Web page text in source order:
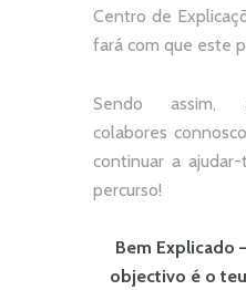
Centro de
fará com que este
Sendo assim,
colabores
continuar a
percurso!
Bem Explicado
objectivo é o